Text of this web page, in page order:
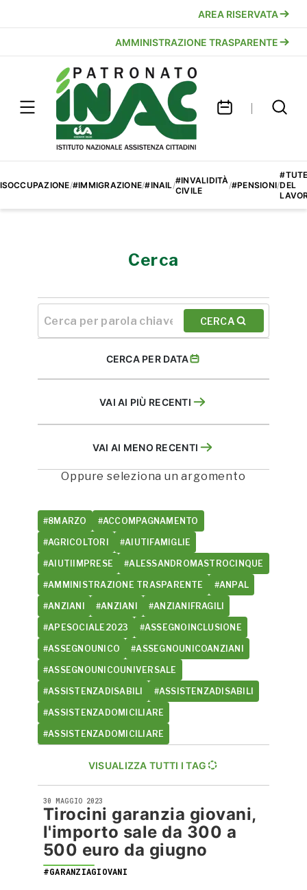
AREA RISERVATA
AMMINISTRAZIONE TRASPARENTE
/#IMMIGRAZIONE/#INAIL/#INVALIDITÀ
CIVILE
/#PENSIONI/DEL
Cerca
CERCA
CERCA PER DATA
VAI AI PIÙ RECENTI
VAI AI MENO RECENTI
Oppure seleziona un argomento
#8MARZO #ACCOMPAGNAMENTO
#AGRICOLTORI #AIUTIFAMIGLIE
#AIUTIIMPRESE #ALESSANDROMASTROCINQUE
#AMMINISTRAZIONE TRASPARENTE #ANPAL
#ANZIANI #ANZIANI #ANZIANIFRAGILI
#APESOCIALE2023 #ASSEGNOINCLUSIONE
#ASSEGNOUNICO #ASSEGNOUNICOANZIANI
#ASSEGNOUNICOUNIVERSALE
#ASSISTENZADISABILI #ASSISTENZADISABILI
#ASSISTENZADOMICILIARE
#ASSISTENZADOMICILIARE
VISUALIZZA TUTTI I TAG
30 MAGGIO 2023
Tirocini garanzia giovani,
l'importo sale da 300 a
500 euro da giugno
#GARANZIAGIOVANI